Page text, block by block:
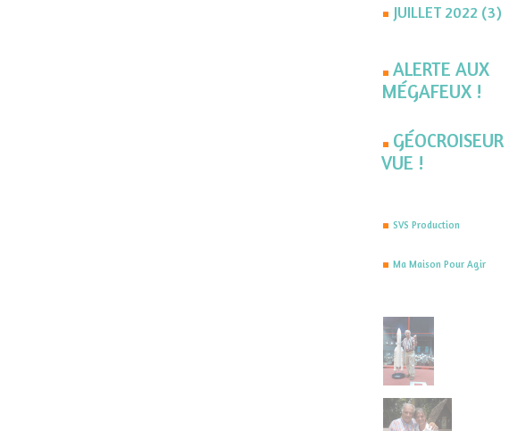
JUILLET 2022 (3)
ALERTE AUX
MÉGAFEUX !
GÉOCROISEUR
VUE !
SVS Production
Ma Maison Pour Agir